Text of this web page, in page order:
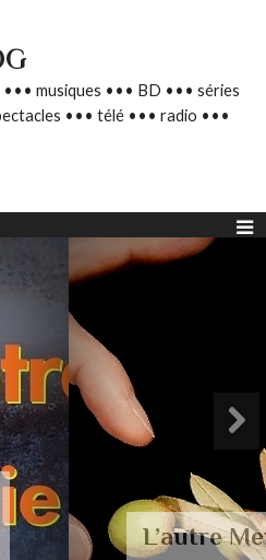
musiques ••• BD ••• séries
••• télé ••• radio •••